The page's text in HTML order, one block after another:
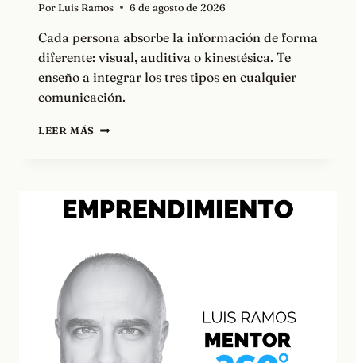
Por Luis Ramos 6 de agosto de 2026
Cada persona absorbe la información de forma
diferente: visual, auditiva o kinestésica. Te
enseño a integrar los tres tipos en cualquier
comunicación.
LEER MÁS COMUNÍCATE
MENTE